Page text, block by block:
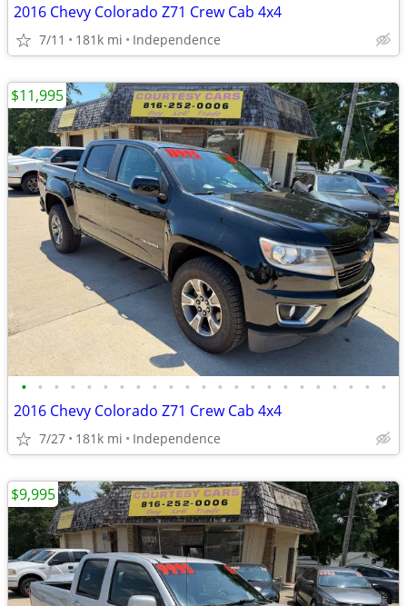
2016 Chevy Colorado Z71 Crew Cab 4x4
7/11 181k mi Independence
• • • • • • • • • • • • • • • • • • • • • • •
2016 Chevy Colorado Z71 Crew Cab 4x4
7/27 181k mi Independence
$11,995
$9,995